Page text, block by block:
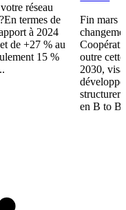
réseau
termes de
à 2024
de +27 % au
15 %
Fin mars
outre
2030,
structurer
en B to